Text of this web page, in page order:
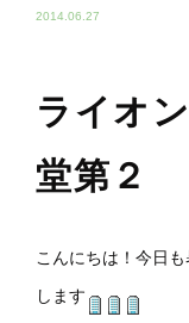
2014.06.27
ライオ
堂第２
こんにちは！今日
します